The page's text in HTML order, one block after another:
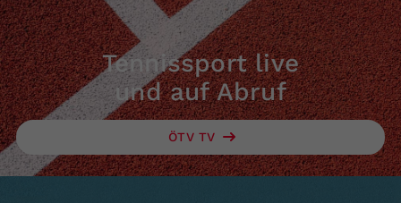
Tennissport live
und auf Abruf
ÖTV TV